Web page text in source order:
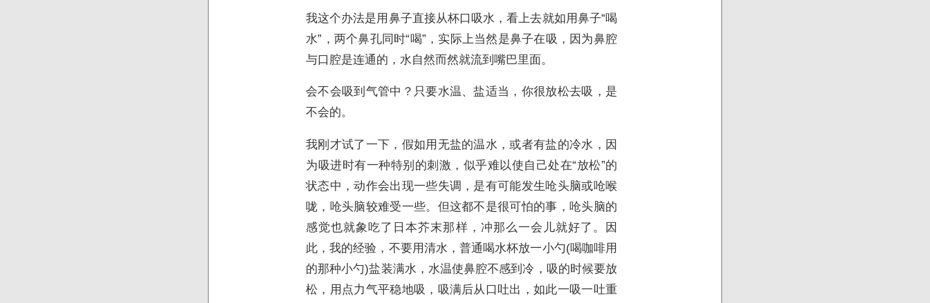
我这个办法是用鼻子直接从杯口吸水，看上去就如用鼻子“喝
水”，两个鼻孔同时“喝”，实际上当然是鼻子在吸，因为鼻腔
与口腔是连通的，水自然而然就流到嘴巴里面。
会不会吸到气管中？只要水温、盐适当，你很放松去吸，是
不会的。
我刚才试了一下，假如用无盐的温水，或者有盐的冷水，因
为吸进时有一种特别的刺激，似乎难以使自己处在“放松”的
状态中，动作会出现一些失调，是有可能发生呛头脑或呛喉
咙，呛头脑较难受一些。但这都不是很可怕的事，呛头脑的
感觉也就象吃了日本芥末那样，冲那么一会儿就好了。因
此，我的经验，不要用清水，普通喝水杯放一小勺(喝咖啡用
的那种小勺)盐装满水，水温使鼻腔不感到冷，吸的时候要放
松，用点力气平稳地吸，吸满后从口吐出，如此一吸一吐重